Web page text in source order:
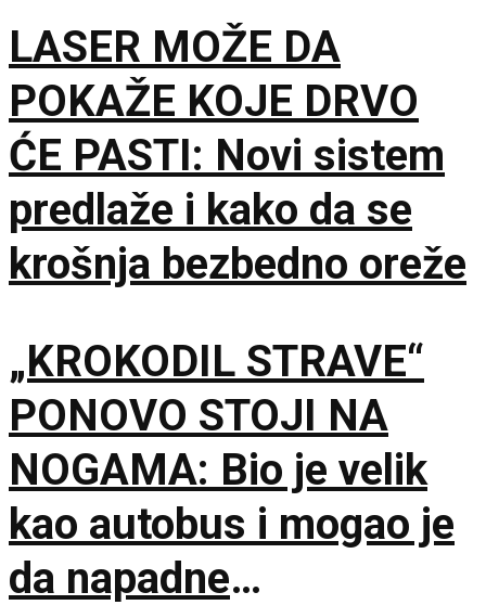
LASER MOŽE DA
POKAŽE KOJE DRVO
ĆE PASTI: Novi sistem
predlaže i kako da se
krošnja bezbedno oreže
„KROKODIL STRAVE“
PONOVO STOJI NA
NOGAMA: Bio je velik
kao autobus i mogao je
da napadne